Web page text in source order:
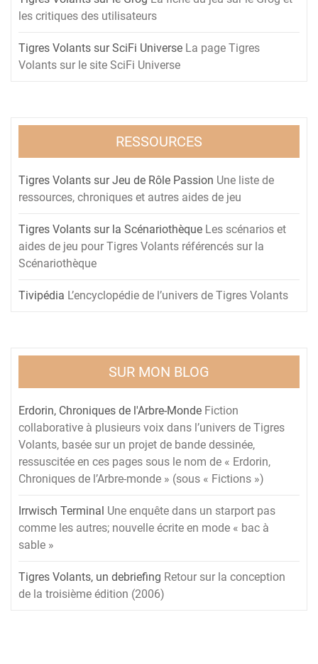
les critiques des utilisateurs
Tigres Volants sur SciFi Universe La page Tigres
Volants sur le site SciFi Universe
RESSOURCES
Tigres Volants sur Jeu de Rôle Passion Une liste de
ressources, chroniques et autres aides de jeu
Tigres Volants sur la Scénariothèque Les scénarios et
aides de jeu pour Tigres Volants référencés sur la
Scénariothèque
Tivipédia L’encyclopédie de l’univers de Tigres Volants
SUR MON BLOG
Erdorin, Chroniques de l'Arbre-Monde Fiction
collaborative à plusieurs voix dans l’univers de Tigres
Volants, basée sur un projet de bande dessinée,
ressuscitée en ces pages sous le nom de « Erdorin,
Chroniques de l’Arbre-monde » (sous « Fictions »)
Irrwisch Terminal Une enquête dans un starport pas
comme les autres; nouvelle écrite en mode « bac à
sable »
Tigres Volants, un debriefing Retour sur la conception
de la troisième édition (2006)